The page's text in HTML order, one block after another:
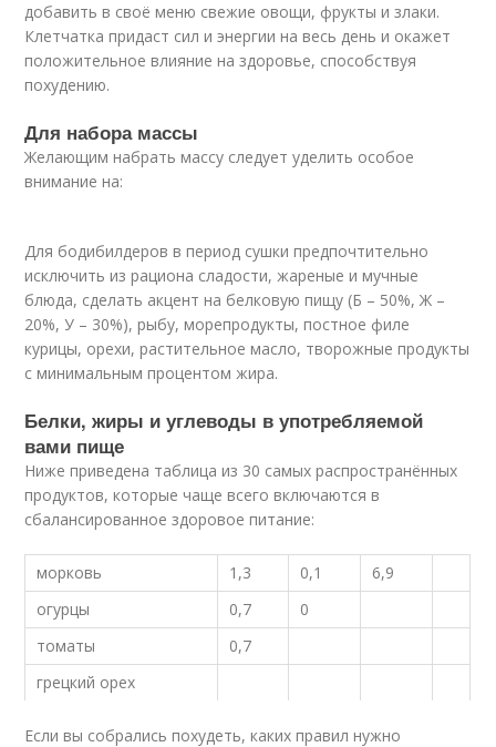
добавить в своё меню свежие овощи, фрукты и злаки.
Клетчатка придаст сил и энергии на весь день и окажет
положительное влияние на здоровье, способствуя
похудению.
Для набора массы
Желающим набрать массу следует уделить особое
внимание на:
Для бодибилдеров в период сушки предпочтительно
исключить из рациона сладости, жареные и мучные
блюда, сделать акцент на белковую пищу (Б – 50%, Ж –
20%, У – 30%), рыбу, морепродукты, постное филе
курицы, орехи, растительное масло, творожные продукты
с минимальным процентом жира.
Белки, жиры и углеводы в употребляемой
вами пище
Ниже приведена таблица из 30 самых распространённых
продуктов, которые чаще всего включаются в
сбалансированное здоровое питание:
морковь 1,3 0,1
6,9
огурцы
0,7
0
томаты
0,7
грецкий орех
Если вы собрались похудеть, каких правил нужно